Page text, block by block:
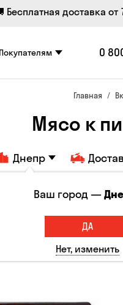
Бесплатная доставка от
Покупателям 0
Главная
Мясо к
Днепр
Сырные закуски
Ваш город —
ДА
Нет, изменить